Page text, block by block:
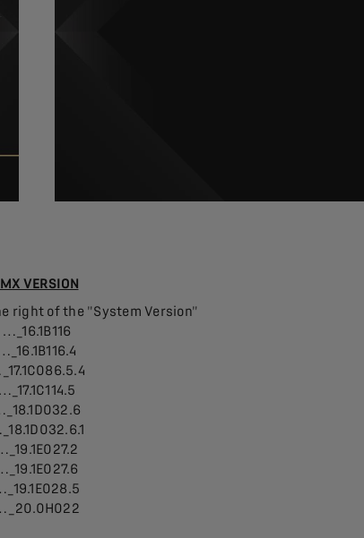
VERSION
right of the "System Version"
…_16.1B116
…_17.1C114.5